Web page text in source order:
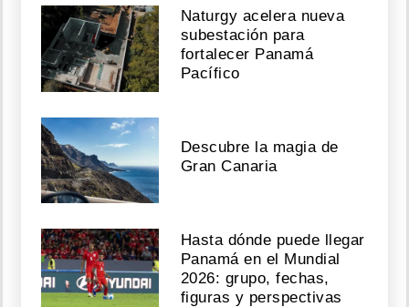
Naturgy acelera nueva
subestación para
fortalecer Panamá
Pacífico
Descubre la magia de
Gran Canaria
Hasta dónde puede llegar
Panamá en el Mundial
2026: grupo, fechas,
figuras y perspectivas